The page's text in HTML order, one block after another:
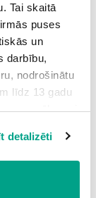
Tai skaitā
puses
un
darbību,
nodrošinātu
līdz 13 gadu
vecāka vai
visām
ieskaitot
pogas
detalizēti
Āzijas
pūķis ir
kultūrā). Pūķis
varonis ar viņu